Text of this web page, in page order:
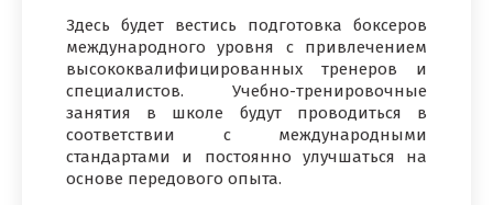
Здесь будет вестись подготовка боксеров
международного уровня с привлечением
высококвалифицированных тренеров и
специалистов. Учебно-тренировочные
занятия в школе будут проводиться в
соответствии с международными
стандартами и постоянно улучшаться на
основе передового опыта.